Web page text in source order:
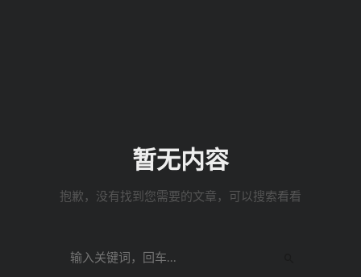
暂无内容
抱歉，没有找到您需要的文章，可以搜索看看